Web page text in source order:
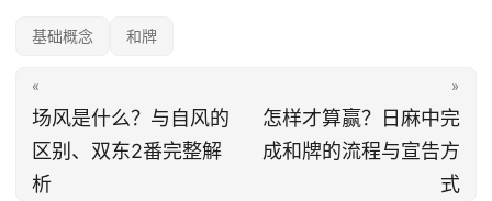
基础概念 和牌
«
场风是什么？与自风的
区别、双东2番完整解
析
»
怎样才算赢？日麻中完
成和牌的流程与宣告方
式